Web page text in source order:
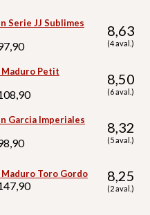
Serie JJ Sublimes
8,63
(4 aval.)
Maduro Petit
8,50
(6 aval.)
Garcia Imperiales
8,32
(5 aval.)
Toro Gordo 8,25
(2 aval.)